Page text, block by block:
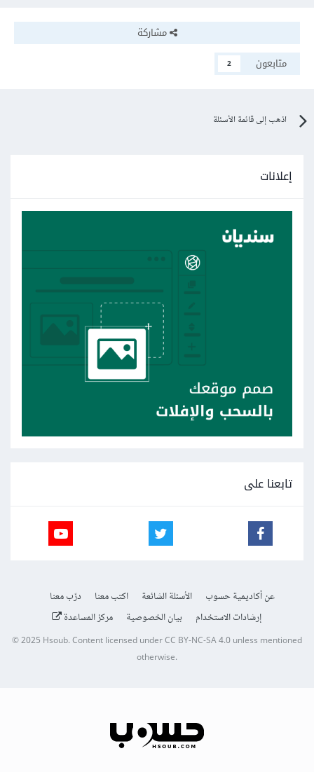
مشاركة
متابعون
2
اذهب إلى قائمة الأسئلة
إعلانات
تابعنا على
عن أكاديمية حسوب الأسئلة الشائعة اكتب معنا
درّب معنا
إرشادات الاستخدام
بيان الخصوصية مركز المساعدة
© 2025Hsoub.Content licensed underCC BY-NC-SA 4.0unless mentioned
otherwise.